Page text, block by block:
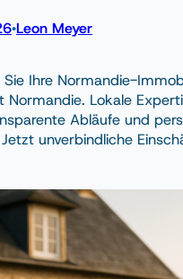
•Leon Meyer
Ihre Normandie-
Normandie. Lokale
Abläufe und
unverbindliche